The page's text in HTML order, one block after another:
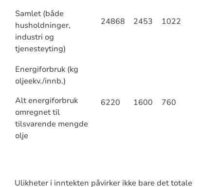
Samlet (både
husholdninger,
industri og
tjenesteyting)
24868 2453 1022
Energiforbruk (kg
oljeekv./innb.)
Alt energiforbruk
omregnet til
tilsvarende mengde
olje
6220 1600 760
Ulikheter i inntekten påvirker ikke bare det totale